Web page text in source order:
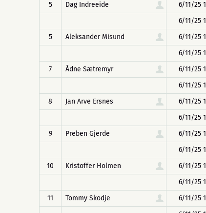
5
Dag Indreeide 6/11/25
6/11/25
5
Aleksander Misund 6/11/25
6/11/25
7
Ådne Sætremyr 6/11/25
6/11/25
8
Jan Arve Ersnes 6/11/25
6/11/25
9
Preben Gjerde 6/11/25
6/11/25
10
Kristoffer Holmen 6/11/25
6/11/25
11
Tommy Skodje 6/11/25